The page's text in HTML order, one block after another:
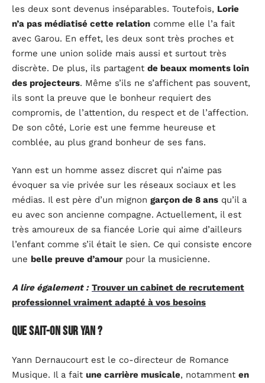
les deux sont devenus inséparables. Toutefois, Lorie
n’a pas médiatisé cette relation comme elle l’a fait
avec Garou. En effet, les deux sont très proches et
forme une union solide mais aussi et surtout très
discrète. De plus, ils partagent de beaux moments loin
des projecteurs. Même s’ils ne s’affichent pas souvent,
ils sont la preuve que le bonheur requiert des
compromis, de l’attention, du respect et de l’affection.
De son côté, Lorie est une femme heureuse et
comblée, au plus grand bonheur de ses fans.
Yann est un homme assez discret qui n’aime pas
évoquer sa vie privée sur les réseaux sociaux et les
médias. Il est père d’un mignon garçon de 8 ans qu’il a
eu avec son ancienne compagne. Actuellement, il est
très amoureux de sa fiancée Lorie qui aime d’ailleurs
l’enfant comme s’il était le sien. Ce qui consiste encore
une belle preuve d’amourpour la musicienne.
A lire également : Trouver un cabinet de recrutement
professionnel vraiment adapté à vos besoins
Que sait-on sur Yan ?
Yann Dernaucourt est le co-directeur de Romance
Musique. Il a fait une carrière musicale, notamment en